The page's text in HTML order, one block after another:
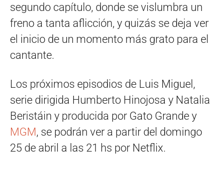
segundo capítulo, donde se vislumbra un
freno a tanta aflicción, y quizás se deja ver
el inicio de un momento más grato para el
cantante.
Los próximos episodios de Luis Miguel,
serie dirigida Humberto Hinojosa y Natalia
Beristáin y producida por Gato Grande y
MGM, se podrán ver a partir del domingo
25 de abril a las 21 hs por Netflix.